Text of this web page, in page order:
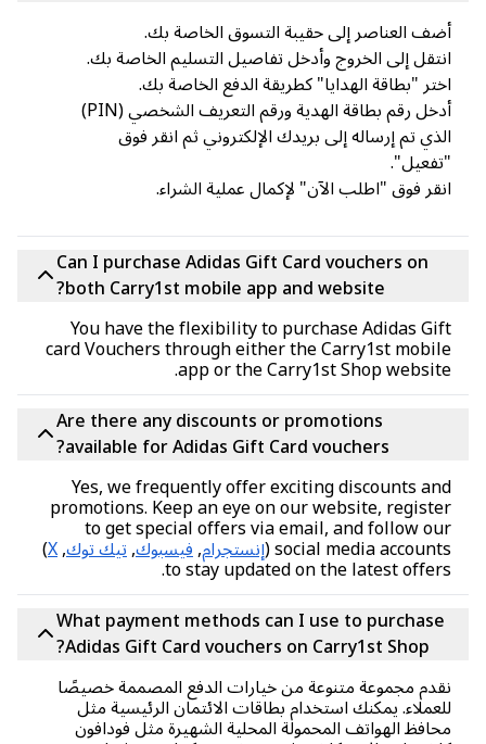
العناصر إلى حقيبة التسوق الخاصة بك.
إلى الخروج وأدخل تفاصيل التسليم الخاصة بك.
"بطاقة الهدايا" كطريقة الدفع الخاصة بك.
أدخل رقم بطاقة الهدية ورقم التعريف الشخصي (PIN)
تم إرساله إلى بريدك الإلكتروني ثم انقر فوق
فوق "اطلب الآن" لإكمال عملية الشراء.
Can I purchase Adidas Gift Card vouchers on
both Carry1st mobile app and website?
You have the flexibility to purchase Adidas
card Vouchers through either the Carry1st
app or the Carry1st Shop
Are there any discounts or promotions
available for Adidas Gift Card vouchers?
Yes, we frequently offer exciting discounts
promotions. Keep an eye on our website,
to get special offers via email, and follow
social media إنستجرام,فيسبوك,تيك توك,
X
)
to stay updated on the latest
What payment methods can I use to
Adidas Gift Card vouchers on Carry1st Shop?
مجموعة متنوعة من خيارات الدفع المصممة خصيصًا
يمكنك استخدام بطاقات الائتمان الرئيسية مثل
الهواتف المحمولة المحلية الشهيرة مثل فودافون